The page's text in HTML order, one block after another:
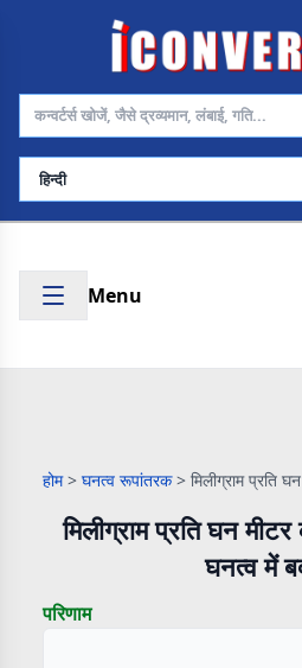
भाषा चुनें
Menu
होम > घनत्व रूपांतरक > मिलीग्राम प्रति
मिलीग्राम प्रति घन
घनत्व में
परिणाम